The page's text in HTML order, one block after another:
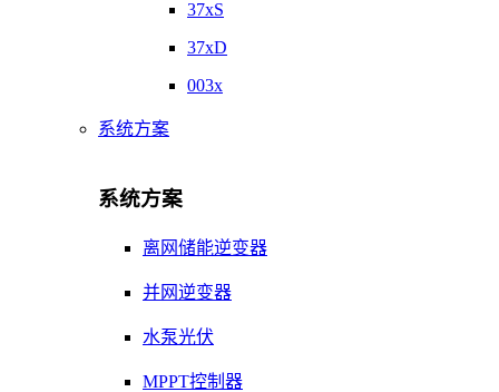
37xS
37xD
003x
系统方案
系统方案
离网储能逆变器
并网逆变器
水泵光伏
MPPT控制器